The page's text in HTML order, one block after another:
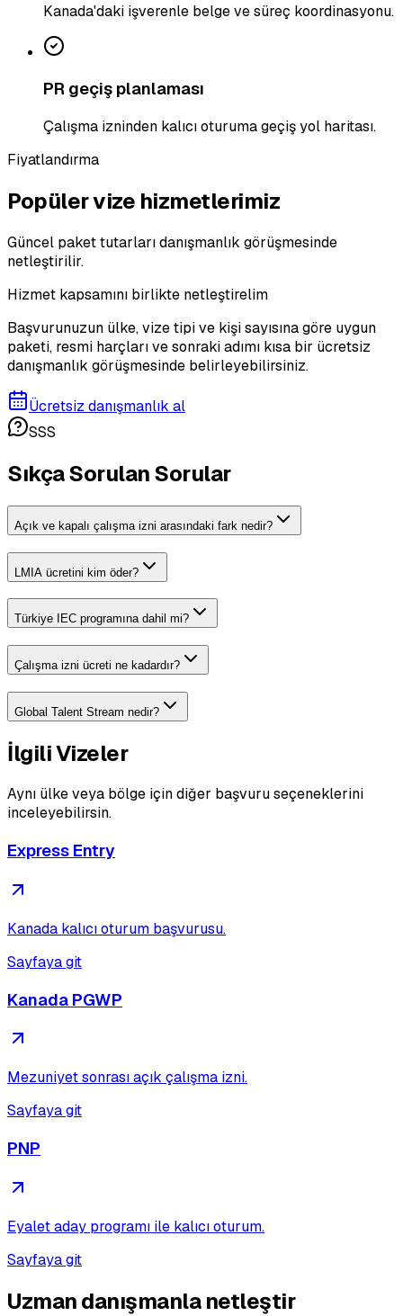
Kanada'daki işverenle belge ve süreç koordinasyonu.
PR geçiş planlaması
Çalışma izninden kalıcı oturuma geçiş yol haritası.
Fiyatlandırma
Popüler vize hizmetlerimiz
Güncel paket tutarları danışmanlık görüşmesinde
netleştirilir.
Hizmet kapsamını birlikte netleştirelim
Başvurunuzun ülke, vize tipi ve kişi sayısına göre uygun
paketi, resmi harçları ve sonraki adımı kısa bir ücretsiz
danışmanlık görüşmesinde belirleyebilirsiniz.
Ücretsiz danışmanlık al
SSS
Sıkça Sorulan Sorular
Açık ve kapalı çalışma izni arasındaki fark nedir?
LMIA ücretini kim öder?
Türkiye IEC programına dahil mi?
Çalışma izni ücreti ne kadardır?
Global Talent Stream nedir?
İlgili Vizeler
Aynı ülke veya bölge için diğer başvuru seçeneklerini
inceleyebilirsin.
Express Entry
Kanada kalıcı oturum başvurusu.
Sayfaya git
Kanada PGWP
Mezuniyet sonrası açık çalışma izni.
Sayfaya git
PNP
Eyalet aday programı ile kalıcı oturum.
Sayfaya git
Uzman danışmanla netleştir